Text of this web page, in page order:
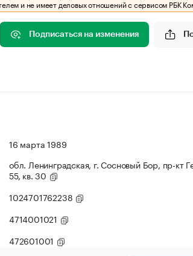
и не имеет деловых отношений с сервисом РБК
Подписаться на изменения
16 марта 1989
обл. Ленинградская, г. Сосновый Бор, пр-кт
55, кв. 30
1024701762238
4714001021
472601001